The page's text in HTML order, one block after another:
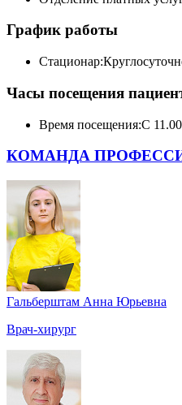
График работы
Стационар:
Часы посещения
Время посещения:С
КОМАНДА
Гальберштам Анна Юрьевна
Врач-хирург